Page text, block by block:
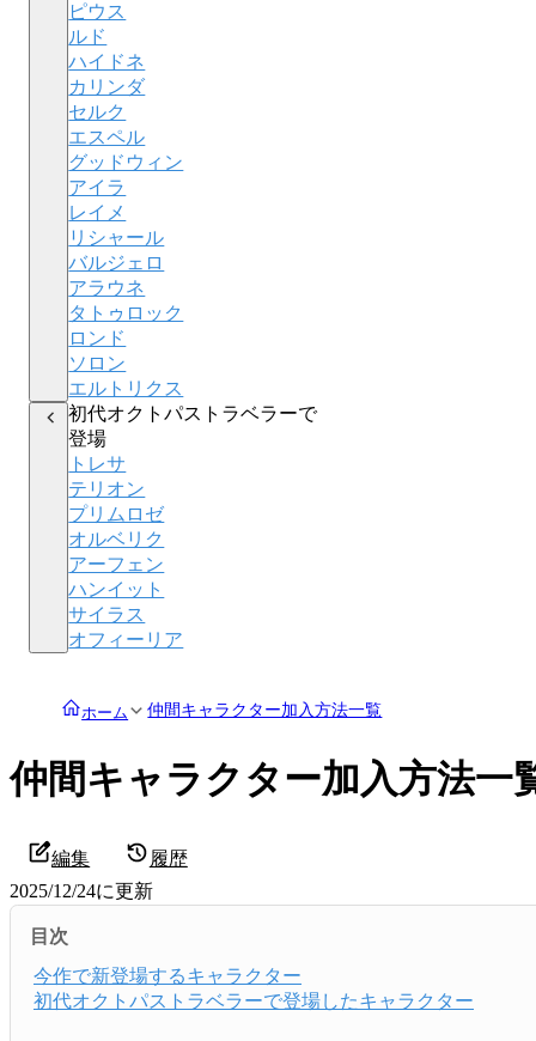
ピウス
ルド
ハイドネ
カリンダ
セルク
エスペル
グッドウィン
アイラ
レイメ
リシャール
バルジェロ
アラウネ
タトゥロック
ロンド
ソロン
エルトリクス
初代オクトパストラベラーで
登場
トレサ
テリオン
プリムロゼ
オルベリク
アーフェン
ハンイット
サイラス
オフィーリア
ホーム 仲間キャラクター加入方法一覧
仲間キャラクター加入方法一
編集
履歴
2025/12/24に更新
目次
今作で新登場するキャラクター
初代オクトパストラベラーで登場したキャラクター